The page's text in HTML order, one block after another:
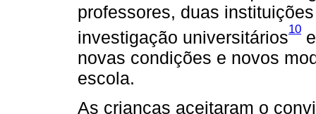
professores, duas
investigação universitários10
novas condições e novos
escola.
As crianças aceitaram o